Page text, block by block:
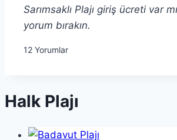
Sarımsaklı Plajı giriş ücreti var
yorum bırakın.
12 Yorumlar
Halk Plajı